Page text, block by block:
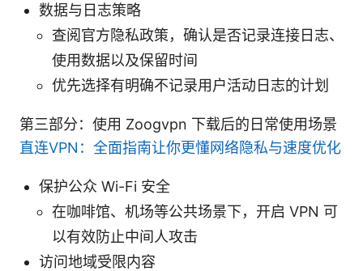
数据与日志策略
查阅官方隐私政策，确认是否记录连接日志、
使用数据以及保留时间
优先选择有明确不记录用户活动日志的计划
第三部分：使用 Zoogvpn 下载后的日常使用场景
直连VPN：全面指南让你更懂网络隐私与速度优化
保护公众 Wi-Fi 安全
在咖啡馆、机场等公共场景下，开启 VPN 可
以有效防止中间人攻击
访问地域受限内容